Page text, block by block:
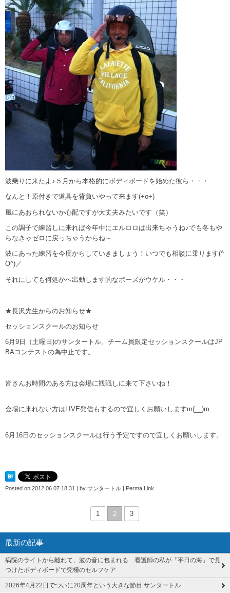
波乗りに来たよ♪５月から本格的にボディボードを始めた彼ら・・・
なんと！原付きで道具を背負いやって来ます(+o+)
風にあおられないか心配ですが大丈夫みたいです（笑）
この調子で練習しに来れば今年中にエルロロは出来ちゃうね♪でも冬もや
らなきゃゼロに戻っちゃうからね～
波にあった練習を今度からしていきましょう！いつでも相談に乗ります(^
O^)／
それにしても何処かへ出動します的なポーズがウケル・・・
★長沢先生からのお知らせ★
セッションスクールのお知らせ
6月9日（土曜日)のサンタートル、チーム員限定セッションスク ールはJP
BAコンテストの為中止です。
皆さんお時間のある方は会場に観戦しに来て下さいね！
会場に来れない方はLIVE発信もするので宜しくお願いしますm(__)m
6月16日のセッション スクールは行う予定ですので宜しくお願いします。
Posted on 2012.06.07 18:31 by サンタートル Perma Link
1 2 3
最新の記事
病院のライトから離れて、波の音に包まれる 看護師の私が「平日の海」で見
つけたボディボードで究極のセルフケア
2026年4月22日でついに20周年という大きな節目 サンタートル